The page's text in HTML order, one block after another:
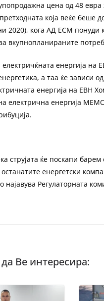
цена од 48 евра
која веќе беше
2020), кога АД ЕСМ
вкупнопланираните
енергија на
а таа ќе зависи
енергија на ЕВН
електрична енергија
струјата ќе поскапи
енергетски
најавува Регулаторната